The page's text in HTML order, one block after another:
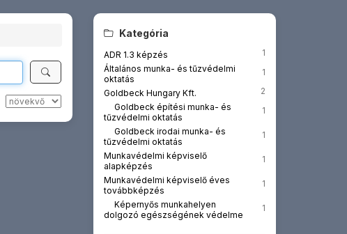
Kategória
ADR 1.3 képzés
1
Általános munka- és tűzvédelmi
oktatás
1
Goldbeck Hungary Kft.
2
Goldbeck építési munka- és
tűzvédelmi oktatás
1
Goldbeck irodai munka- és
tűzvédelmi oktatás
1
Munkavédelmi képviselő
alapképzés
1
Munkavédelmi képviselő éves
továbbképzés
1
Képernyős munkahelyen
dolgozó egészségének védelme
1